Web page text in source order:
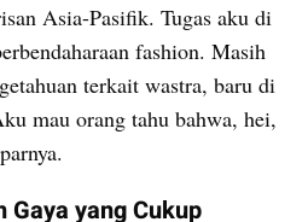
Asia-Pasifik. Tugas aku di
fashion. Masih
terkait wastra, baru di
mau orang tahu bahwa, hei,
Gaya yang Cukup